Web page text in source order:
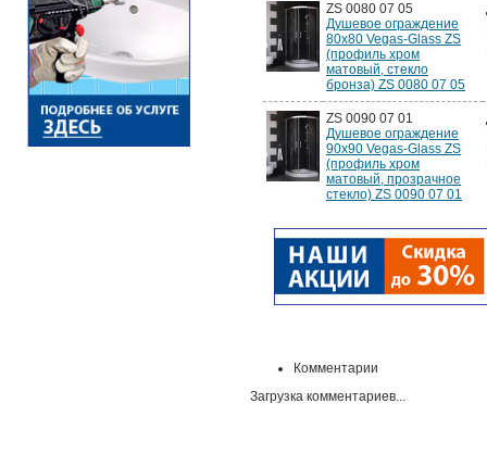
ZS 0080 07 05
Душевое ограждение
80x80 Vegas-Glass ZS
(профиль хром
матовый, стекло
бронза) ZS 0080 07 05
ZS 0090 07 01
Душевое ограждение
90x90 Vegas-Glass ZS
(профиль хром
матовый, прозрачное
стекло) ZS 0090 07 01
Комментарии
Загрузка комментариев...